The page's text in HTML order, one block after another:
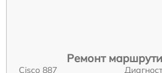
Ремонт
Cisco 887